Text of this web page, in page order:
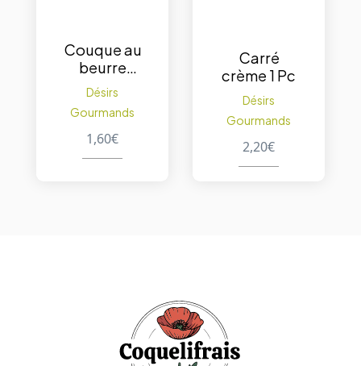
Couque au
beurre
raisins 1Pc
Désirs
Gourmands
1,60€
Carré
crème 1 Pc
Désirs
Gourmands
2,20€